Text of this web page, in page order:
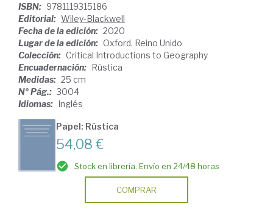
ISBN: 9781119315186
Editorial: Wiley-Blackwell
Fecha de la edición: 2020
Lugar de la edición: Oxford. Reino Unido
Colección: Critical Introductions to Geography
Encuadernación: Rústica
Medidas: 25 cm
Nº Pág.: 3004
Idiomas: Inglés
Papel: Rústica
54,08 €
Stock en librería. Envío en 24/48 horas
COMPRAR